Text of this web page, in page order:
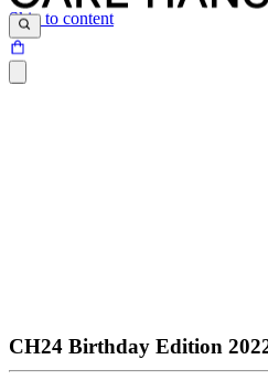
Skip to content
CH24 Birthday Edition